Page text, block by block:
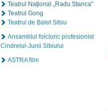
Teatrul Naţional „Radu Stanca”
Teatrul Gong
Teatrul de Balet Sibiu
Ansamblul folcloric profesionist
Cindrelul-Junii Sibiului
ASTRA film